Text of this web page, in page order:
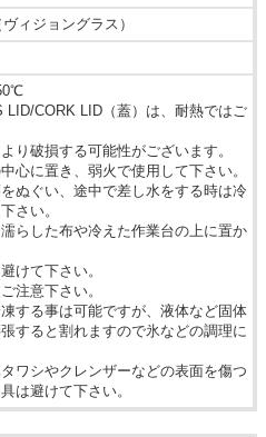
ィジョングラス）
CORK LID（蓋）は、耐熱ではご
り破損する可能性がございます。
心に置き、弱火で使用して下さい。
ぬぐい、途中で差し水をする時は冷
さい。
らした布や冷えた作業台の上に置か
けて下さい。
注意下さい。
する事は可能ですが、液体など固体
すると割れますので氷などの調理に
ワシやクレンザーなどの表面を傷つ
は避けて下さい。